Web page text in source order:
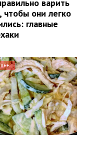
варить
чтобы они легко
главные